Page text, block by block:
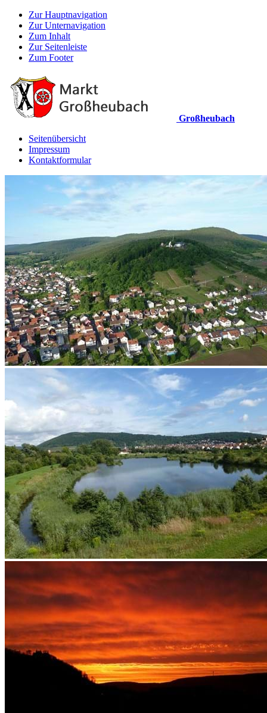
Zur Hauptnavigation
Zur Unternavigation
Zum Inhalt
Zur Seitenleiste
Zum Footer
Großheubach
Seitenübersicht
Impressum
Kontaktformular